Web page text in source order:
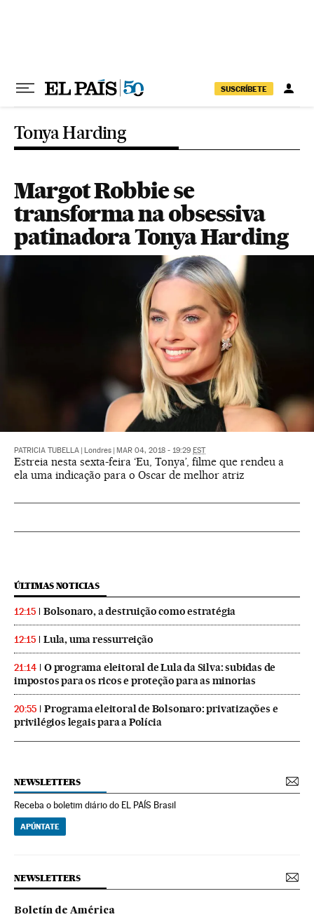
SUSCRÍBETE
Tonya Harding
Margot Robbie se
transforma na obsessiva
patinadora Tonya Harding
PATRICIA TUBELLA Londres MAR 04, 2018 - 19:29 EST
Estreia nesta sexta-feira ‘Eu, Tonya’, filme que rendeu a
ela uma indicação para o Oscar de melhor atriz
ÚLTIMAS NOTICIAS
12:15 Bolsonaro, a destruição como estratégia
12:15 Lula, uma ressurreição
21:14
O programa eleitoral de Lula da Silva: subidas de
impostos para os ricos e proteção para as minorias
20:55
Programa eleitoral de Bolsonaro: privatizações e
privilégios legais para a Polícia
NEWSLETTERS
Receba o boletim diário do EL PAÍS Brasil
APÚNTATE
NEWSLETTERS
Boletín de América